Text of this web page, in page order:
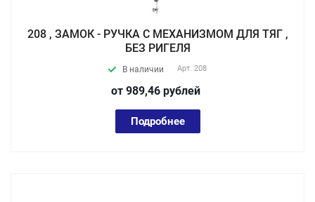
208 , ЗАМОК - РУЧКА С МЕХАНИЗМОМ ДЛЯ ТЯГ ,
БЕЗ РИГЕЛЯ
В наличии Арт. 208
от 989,46 рублей
Подробнее